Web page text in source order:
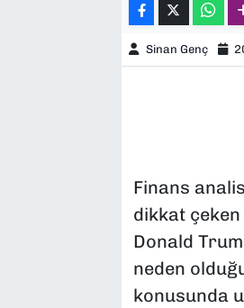
Sinan Genç
Finans
dikkat
Donald
neden
konusunda